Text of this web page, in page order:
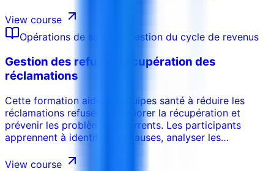
retards.
View course
Opérations de santé et gestion du cycle de revenus
Gestion des refus et récupération des
réclamations
Cette formation aide les équipes santé à réduire les
réclamations refusées, améliorer la récupération et
prévenir les problèmes récurrents. Les participants
apprennent à identifier les causes, analyser les
documentation et les contrôles.
View course